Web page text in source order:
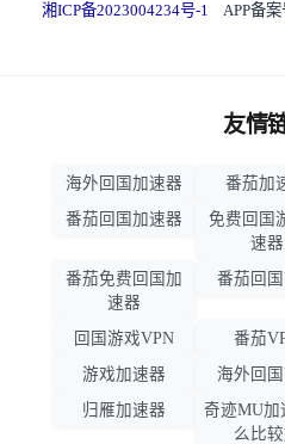
湘ICP备2023004234号-1 APP备案
友情
海外回国加速器 番茄加
番茄回国加速器
免费回国
速器
番茄免费回国加
速器
番茄回
回国游戏VPN 番茄
游戏加速器
海外回
归雁加速器
奇迹MU加
么比